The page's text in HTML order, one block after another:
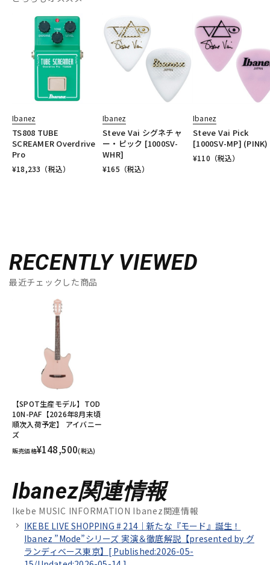
Ibanez
TS808 TUBE
SCREAMER Overdrive
Pro
¥18,233 （税込）
Ibanez
Steve Vai シグネチャ
ー・ピック [1000SV-
WHR]
¥165 （税込）
Ibanez
Steve Vai Pick
[1000SV-MP] (PINK)
¥110 （税込）
RECENTLY VIEWED
最近チェックした商品
【SPOT生産モデル】TOD
10N-PAF【2026年8月末頃
順次入荷予定】 アイバニー
ズ
販売価格¥148,500(税込)
Ibanez関連情報
Ikebe MUSIC INFORMATION Ibanez関連情報
IKEBE LIVE SHOPPING # 214｜新たな『モード』誕生！
Ibanez ”Mode”シリーズ 実演＆徹底解説【presented by グ
ランディベース東京】[ Published:2026-05-